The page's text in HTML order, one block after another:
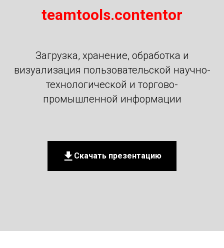
teamtools.contentor
Загрузка, хранение, обработка и
визуализация пользовательской научно-
технологической и торгово-
промышленной информации
Скачать презентацию